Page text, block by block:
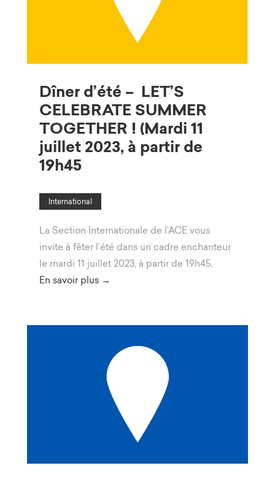
Dîner d’été – LET’S
CELEBRATE SUMMER
TOGETHER ! (Mardi 11
juillet 2023, à partir de
19h45
International
La Section Internationale de l’ACE vous
invite à fêter l’été dans un cadre enchanteur
le mardi 11 juillet 2023, à partir de 19h45.
En savoir plus →